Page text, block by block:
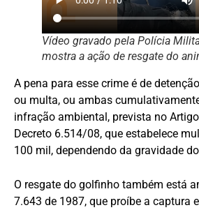
Vídeo gravado pela Polícia
mostra a ação de resgate do
A pena para esse crime é de
ou multa, ou ambas
infração ambiental, prevista no
Decreto 6.514/08, que estabelece
100 mil, dependendo da gravidade
O resgate do golfinho também está
7.643 de 1987, que proíbe a captura